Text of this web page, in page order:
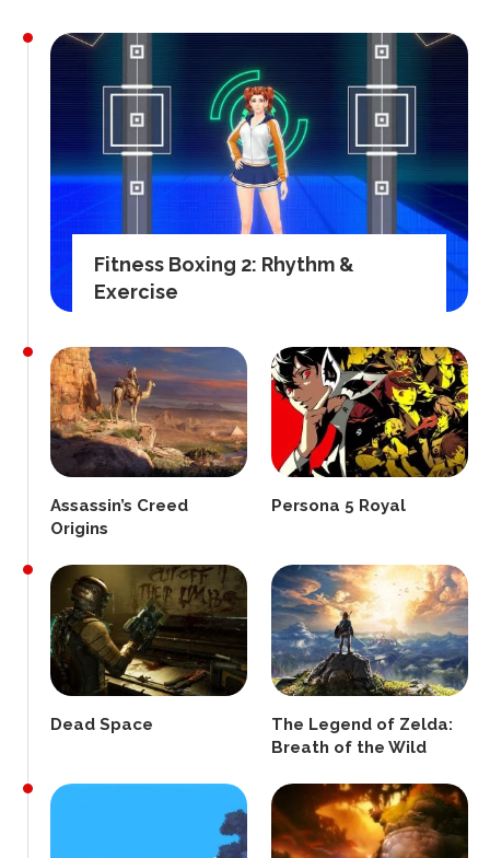
Fitness Boxing 2: Rhythm &
Exercise
Assassin’s Creed
Origins
Persona 5 Royal
Dead Space
The Legend of Zelda:
Breath of the Wild